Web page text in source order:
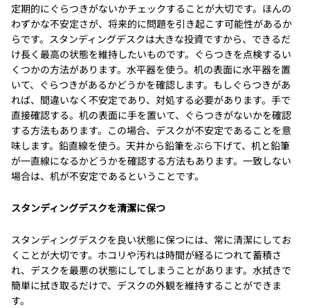
定期的にぐらつきがないかチェックすることが大切です。ほんの
わずかな不安定さが、将来的に問題を引き起こす可能性があるか
らです。スタンディングデスクは大きな投資ですから、できるだ
け長く最高の状態を維持したいものです。ぐらつきを点検するい
くつかの方法があります。水平器を使う。机の表面に水平器を置
いて、ぐらつきがあるかどうかを確認します。もしぐらつきがあ
れば、間違いなく不安定であり、対処する必要があります。手で
直接確認する。机の表面に手を置いて、ぐらつきがないかを確認
する方法もあります。この場合、デスクが不安定であることを意
味します。鉛直線を使う。天井から鉛筆をぶら下げて、机と鉛筆
が一直線になるかどうかを確認する方法もあります。一致しない
場合は、机が不安定であるということです。
スタンディングデスクを清潔に保つ
スタンディングデスクを良い状態に保つには、常に清潔にしてお
くことが大切です。ホコリや汚れは時間が経るにつれて蓄積さ
れ、デスクを最悪の状態にしてしまうことがあります。水拭きで
簡単に拭き取るだけで、デスクの外観を維持することができま
す。